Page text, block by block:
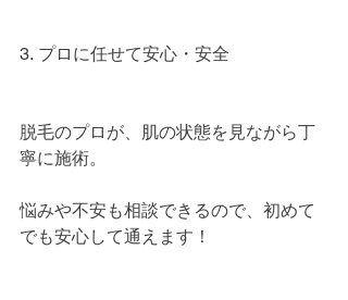
3. プロに任せて安心・安全
脱毛のプロが、肌の状態を見ながら丁
寧に施術。
悩みや不安も相談できるので、初めて
でも安心して通えます！